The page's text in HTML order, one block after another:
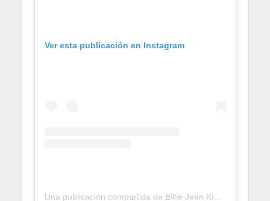
Ver esta publicación en Instagram